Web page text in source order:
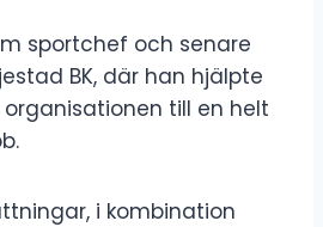
sportchef och senare
BK, där han hjälpte
till en helt
i kombination